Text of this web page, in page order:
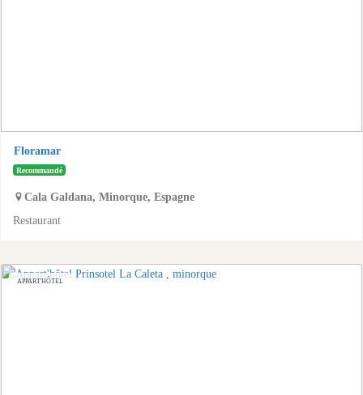
Floramar
Recommandé
Cala Galdana, Minorque, Espagne
Restaurant
APPART'HÔTEL